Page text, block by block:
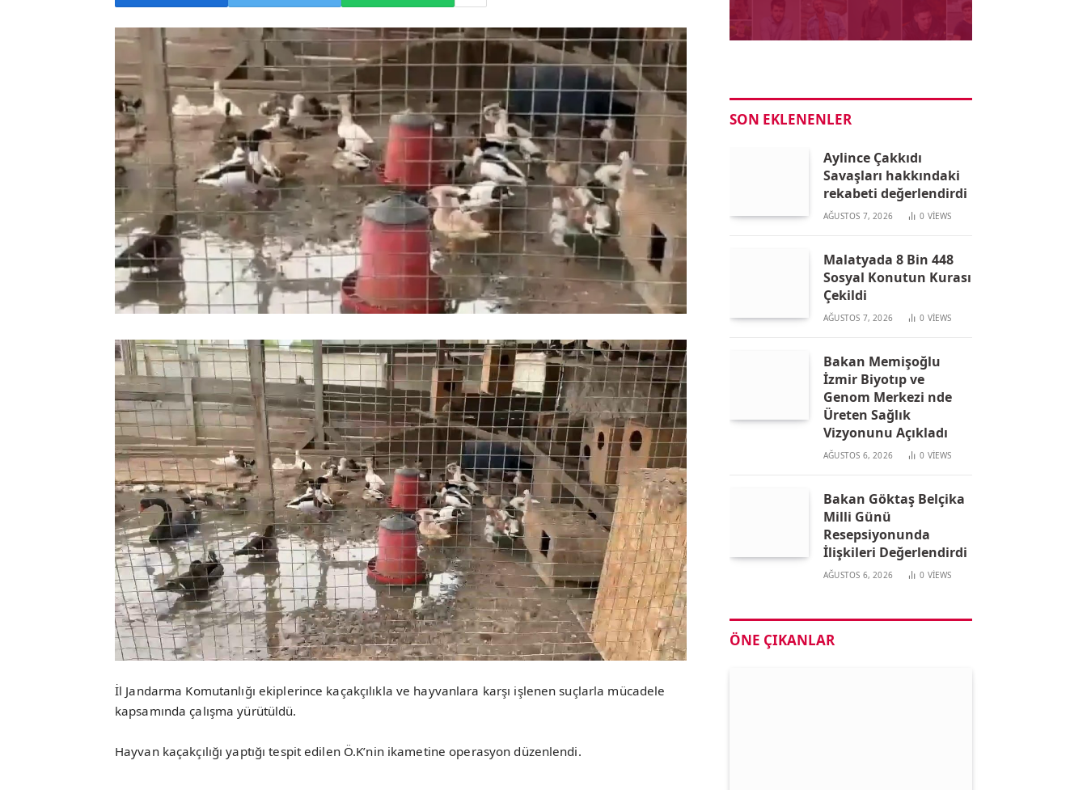
İl Jandarma Komutanlığı ekiplerince kaçakçılıkla ve hayvanlara karşı işlenen suçlarla mücadele
kapsamında çalışma yürütüldü.
Hayvan kaçakçılığı yaptığı tespit edilen Ö.K’nin ikametine operasyon düzenlendi.
SON EKLENENLER
Aylince Çakkıdı
Savaşları hakkındaki
rekabeti değerlendirdi
AĞUSTOS 7, 2026 0 VIEWS
Malatyada 8 Bin 448
Sosyal Konutun Kurası
Çekildi
AĞUSTOS 7, 2026 0 VIEWS
Bakan Memişoğlu
İzmir Biyotıp ve
Genom Merkezi nde
Üreten Sağlık
Vizyonunu Açıkladı
AĞUSTOS 6, 2026 0 VIEWS
Bakan Göktaş Belçika
Milli Günü
Resepsiyonunda
İlişkileri Değerlendirdi
AĞUSTOS 6, 2026 0 VIEWS
ÖNE ÇIKANLAR